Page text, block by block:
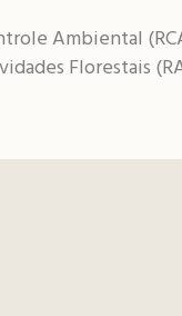
Ambiental
Florestais